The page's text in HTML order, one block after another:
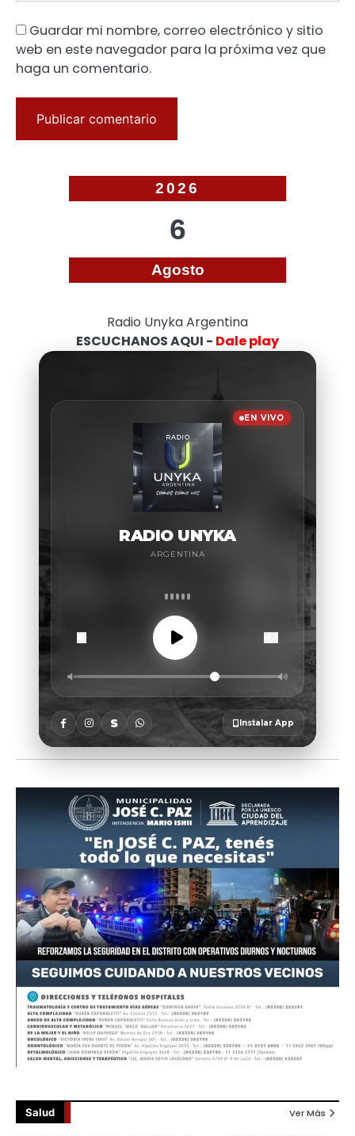
Guardar mi nombre, correo electrónico y sitio
web en este navegador para la próxima vez que
haga un comentario.
2026
6
Agosto
Radio Unyka Argentina
ESCUCHANOS AQUI - Dale play
Salud Ver Más